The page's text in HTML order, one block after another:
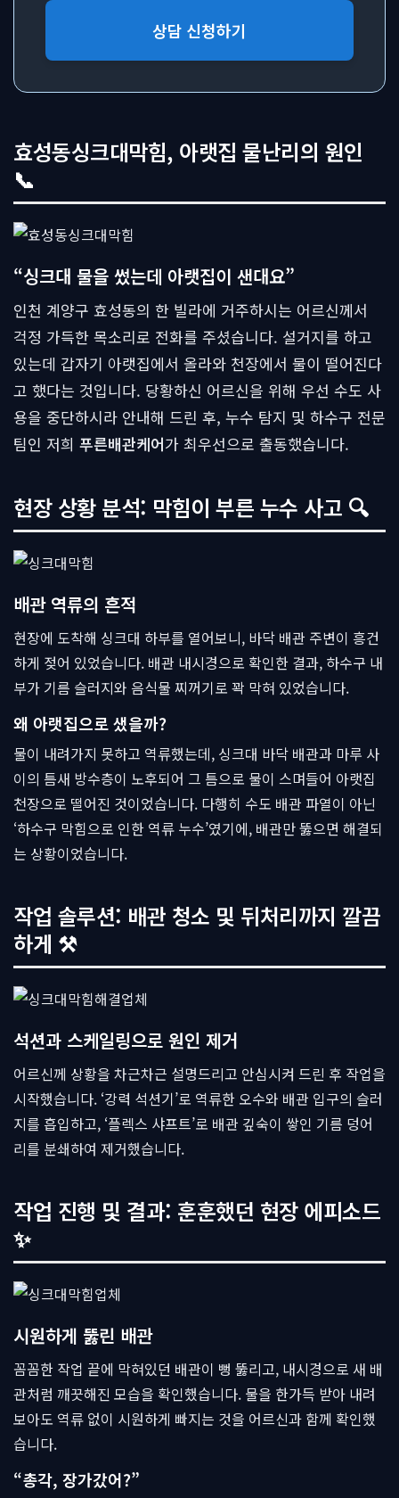
상담 신청하기
효성동싱크대막힘, 아랫집 물난리의 원인
📞
“싱크대 물을 썼는데 아랫집이 샌대요”
인천 계양구 효성동의 한 빌라에 거주하시는 어르신께서
걱정 가득한 목소리로 전화를 주셨습니다. 설거지를 하고
있는데 갑자기 아랫집에서 올라와 천장에서 물이 떨어진다
고 했다는 것입니다. 당황하신 어르신을 위해 우선 수도 사
용을 중단하시라 안내해 드린 후, 누수 탐지 및 하수구 전문
팀인 저희 푸른배관케어가 최우선으로 출동했습니다.
현장 상황 분석: 막힘이 부른 누수 사고 🔍
배관 역류의 흔적
현장에 도착해 싱크대 하부를 열어보니, 바닥 배관 주변이 흥건
하게 젖어 있었습니다. 배관 내시경으로 확인한 결과, 하수구 내
부가 기름 슬러지와 음식물 찌꺼기로 꽉 막혀 있었습니다.
왜 아랫집으로 샜을까?
물이 내려가지 못하고 역류했는데, 싱크대 바닥 배관과 마루 사
이의 틈새 방수층이 노후되어 그 틈으로 물이 스며들어 아랫집
천장으로 떨어진 것이었습니다. 다행히 수도 배관 파열이 아닌
‘하수구 막힘으로 인한 역류 누수’였기에, 배관만 뚫으면 해결되
는 상황이었습니다.
작업 솔루션: 배관 청소 및 뒤처리까지 깔끔
하게 ⚒
석션과 스케일링으로 원인 제거
어르신께 상황을 차근차근 설명드리고 안심시켜 드린 후 작업을
시작했습니다. ‘강력 석션기’로 역류한 오수와 배관 입구의 슬러
지를 흡입하고, ‘플렉스 샤프트’로 배관 깊숙이 쌓인 기름 덩어
리를 분쇄하여 제거했습니다.
작업 진행 및 결과: 훈훈했던 현장 에피소드
✨
시원하게 뚫린 배관
꼼꼼한 작업 끝에 막혀있던 배관이 뻥 뚫리고, 내시경으로 새 배
관처럼 깨끗해진 모습을 확인했습니다. 물을 한가득 받아 내려
보아도 역류 없이 시원하게 빠지는 것을 어르신과 함께 확인했
습니다.
“총각, 장가갔어?”